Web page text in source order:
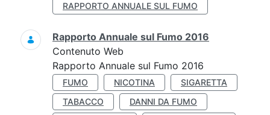
RAPPORTO ANNUALE SUL FUMO
Rapporto Annuale sul Fumo 2016
Contenuto Web
Rapporto Annuale sul Fumo 2016
FUMO NICOTINA
SIGARETTA
TABACCO
DANNI DA FUMO